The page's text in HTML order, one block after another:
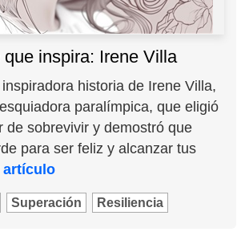
que inspira: Irene Villa
historia de Irene Villa,
paralímpica, que eligió
de sobrevivir y demostró que
para ser feliz y alcanzar tus
artículo
Superación Resiliencia